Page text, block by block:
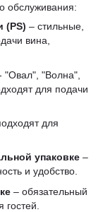
обслуживания:
(PS) – стильные,
вина,
"Овал", "Волна",
для подачи
для
упаковке –
и удобство.
– обязательный